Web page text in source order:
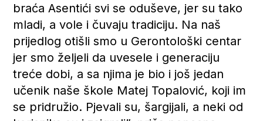
braća Asentići svi se oduševe, jer su tako
mladi, a vole i čuvaju tradiciju. Na naš
prijedlog otišli smo u Gerontološki centar
jer smo željeli da uvesele i generaciju
treće dobi, a sa njima je bio i još jedan
učenik naše škole Matej Topalović, koji im
se pridružio. Pjevali su, šargijali, a neki od